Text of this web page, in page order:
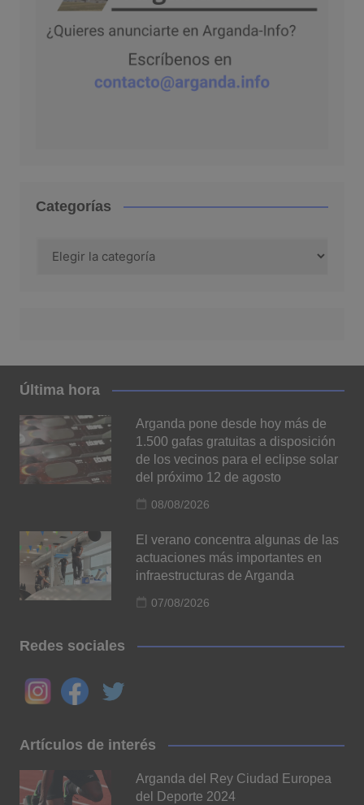
Categorías
Última hora
Arganda pone desde hoy más de
1.500 gafas gratuitas a disposición
de los vecinos para el eclipse solar
del próximo 12 de agosto
08/08/2026
El verano concentra algunas de las
actuaciones más importantes en
infraestructuras de Arganda
07/08/2026
Redes sociales
Artículos de interés
Arganda del Rey Ciudad Europea
del Deporte 2024